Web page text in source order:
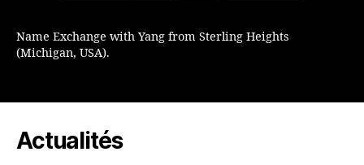
Name Exchange with Yang from Sterling Heights
(Michigan, USA).
Actualités